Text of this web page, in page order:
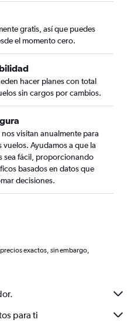
gratis, así que puedes
el momento cero.
hacer planes con total
sin cargos por cambios.
visitan anualmente para
Ayudamos a que la
sea fácil, proporcionando
basados en datos que
decisiones.
exactos, sin embargo,
para ti